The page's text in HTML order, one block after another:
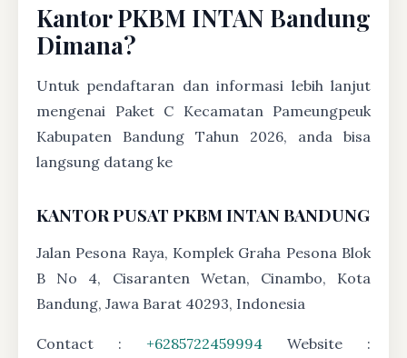
Kantor PKBM INTAN Bandung
Dimana?
Untuk pendaftaran dan informasi lebih lanjut
mengenai Paket C Kecamatan Pameungpeuk
Kabupaten Bandung Tahun 2026, anda bisa
langsung datang ke
KANTOR PUSAT PKBM INTAN BANDUNG
Jalan Pesona Raya, Komplek Graha Pesona Blok
B No 4, Cisaranten Wetan, Cinambo, Kota
Bandung, Jawa Barat 40293, Indonesia
Contact : +6285722459994 Website :